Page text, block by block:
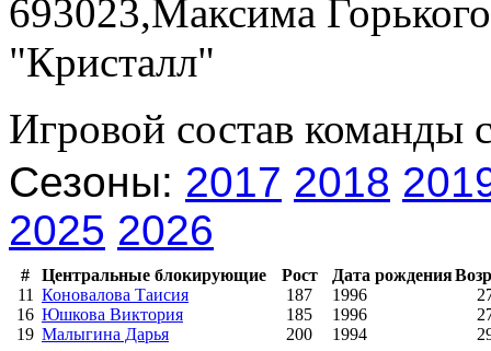
693023,Максима
"Кристалл"
Игровой состав команды
Сезоны: 2017 2018
2025 2026
# Центральные блокирующие Рост Дата рождения
11 Коновалова Таисия 187 1996
16 Юшкова Виктория 185 1996
19 Малыгина Дарья 200 1994